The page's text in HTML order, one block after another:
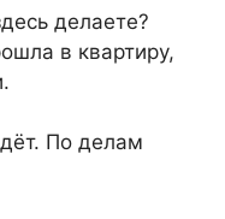
делаете?
в квартиру,
По делам